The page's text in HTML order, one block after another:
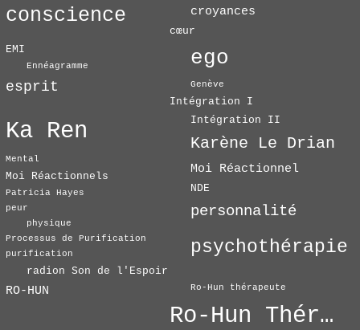
conscience croyances
cœur
ego
EMI
Ennéagramme
esprit Genève
Intégration I
Intégration II
Ka Ren Karène Le Drian
Mental
Moi Réactionnel
Moi Réactionnels
NDE
Patricia Hayes
personnalité
peur
physique
Processus de Purification
psychothérapie
purification
radion Son de l'Espoir
RO-HUN Ro-Hun thérapeute
Ro-Hun Thérapie